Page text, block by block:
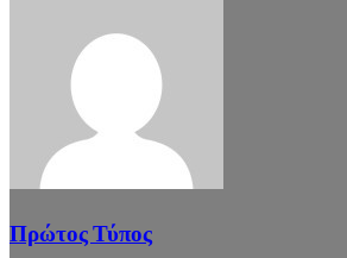
Πρώτος Τύπος